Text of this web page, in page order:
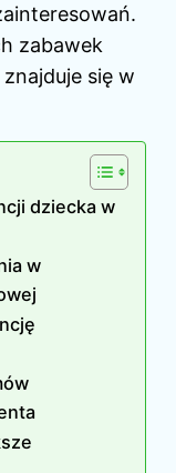
zabawek
się w
dziecka w
w